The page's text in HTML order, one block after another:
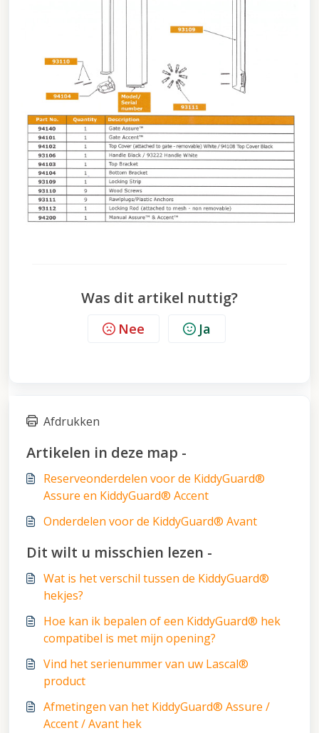
Was dit artikel nuttig?
Nee Ja
Afdrukken
Artikelen in deze map -
Reserveonderdelen voor de KiddyGuard®
Assure en KiddyGuard® Accent
Onderdelen voor de KiddyGuard® Avant
Dit wilt u misschien lezen -
Wat is het verschil tussen de KiddyGuard®
hekjes?
Hoe kan ik bepalen of een KiddyGuard® hek
compatibel is met mijn opening?
Vind het serienummer van uw Lascal®
product
Afmetingen van het KiddyGuard® Assure /
Accent / Avant hek